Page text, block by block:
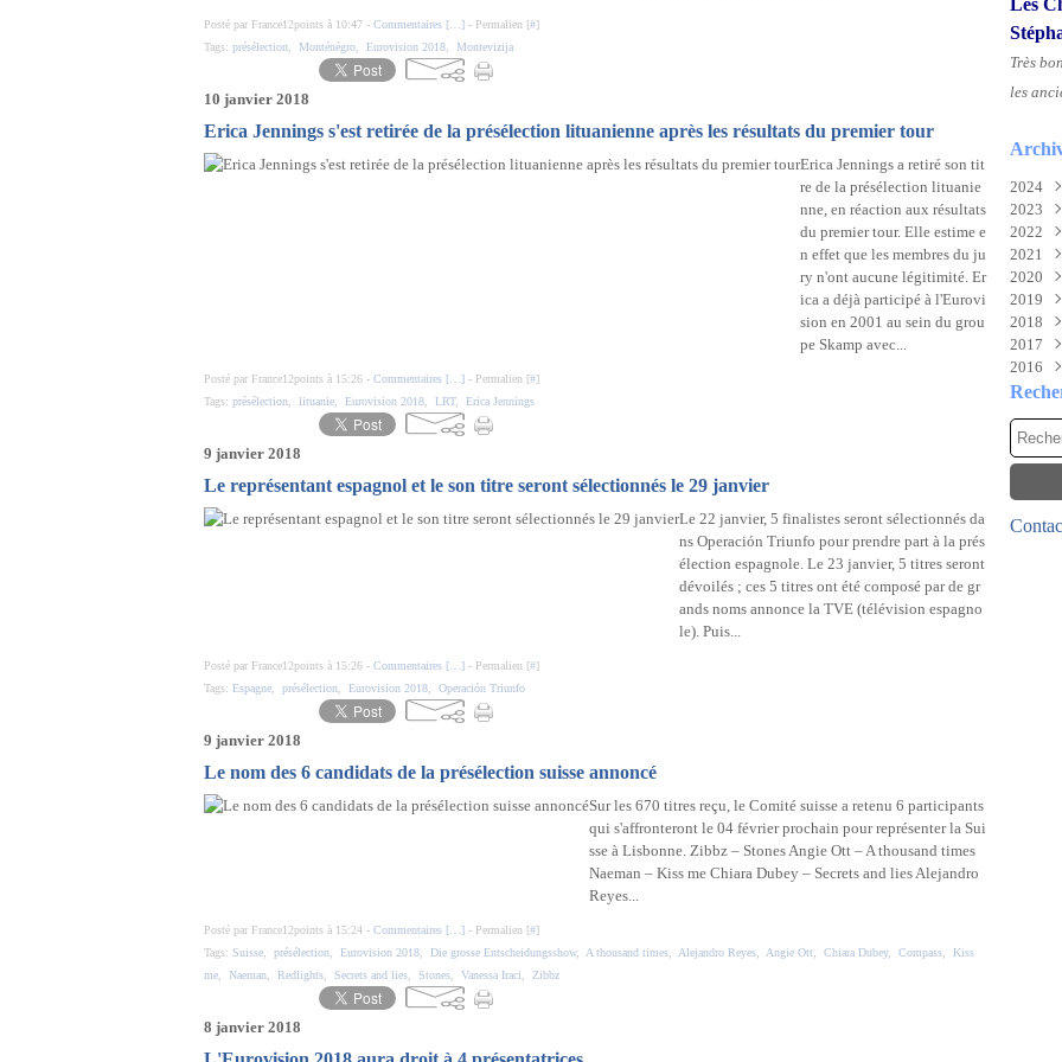
Posté par France12points à 10:47 - Commentaires [ ] - Permalien [#]
Tags: présélection Monténégro Eurovision 2018 Montevizija
10 janvier 2018
Erica Jennings s'est retirée de la présélection lituanienne après les résultats du premier tour
Erica Jennings a retiré son tit
re de la présélection lituanie
nne, en réaction aux résultats
du premier tour. Elle estime e
n effet que les membres du ju
ry n'ont aucune légitimité. Er
ica a déjà participé à l'Eurovi
sion en 2001 au sein du grou
pe Skamp avec...
Posté par France12points à 15:26 - Commentaires [ ] - Permalien [#]
Tags: présélection lituanie Eurovision 2018 LRT, Erica Jennings
9 janvier 2018
Le représentant espagnol et le son titre seront sélectionnés le 29 janvier
Le 22 janvier, 5 finalistes seront sélectionnés da
ns Operación Triunfo pour prendre part à la prés
élection espagnole. Le 23 janvier, 5 titres seront
dévoilés ; ces 5 titres ont été composé par de gr
ands noms annonce la TVE (télévision espagno
le). Puis...
Posté par France12points à 15:26 - Commentaires [ ] - Permalien [#]
Tags: Espagne présélection Eurovision 2018 Operación Triunfo
9 janvier 2018
Le nom des 6 candidats de la présélection suisse annoncé
Sur les 670 titres reçu, le Comité suisse a retenu 6 participants
qui s'affronteront le 04 février prochain pour représenter la Sui
sse à Lisbonne. Zibbz – Stones Angie Ott – A thousand times
Naeman – Kiss me Chiara Dubey – Secrets and lies Alejandro
Reyes...
Posté par France12points à 15:24 - Commentaires [ ] - Permalien [#]
Tags: Suisse présélection Eurovision 2018 Die grosse Entscheidungsshow, A thousand times Alejandro Reyes Angie Ott Chiara Dubey, Compass
Kiss
me
Naeman Redlights Secrets and lies Stones Vanessa Iraci Zibbz
8 janvier 2018
Les
Très
les
2024
Août
Juin
Mai
2023
2022
Mai
Mars
2021
Août
2020
Mai
2019
Mai
2018
Mai
2017
Juin
Mai
2016
Juin